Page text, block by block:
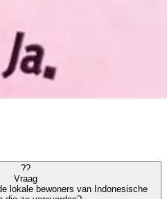
??
Vraag
lokale bewoners van Indonesische